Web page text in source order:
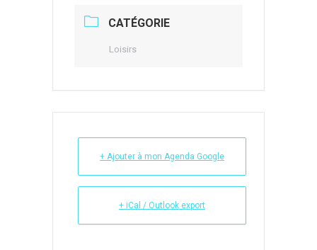
CATÉGORIE
Loisirs
+ Ajouter à mon Agenda Google
+ iCal / Outlook export